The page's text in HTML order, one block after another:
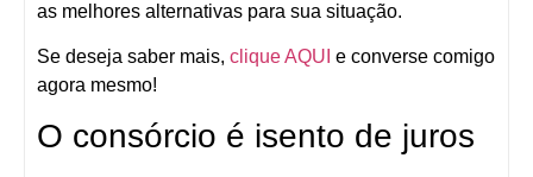
as melhores alternativas para sua situação.
Se deseja saber mais, clique AQUI e converse comigo
agora mesmo!
O consórcio é isento de juros